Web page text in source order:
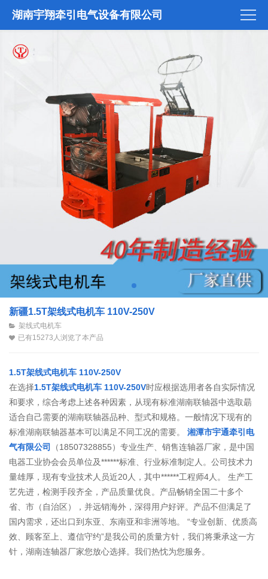
湖南宇翔牵引电气设备有限公司
新疆1.5T架线式电机车 110V-250V
架线式电机车
已有15273人浏览了本产品
1.5T架线式电机车 110V-250V
在选择1.5T架线式电机车 110V-250V时应根据选用者各自实际情况
和要求，综合考虑上述各种因素，从现有标准湖南联轴器中选取朂
适合自己需要的湖南联轴器品种、型式和规格。一般情况下现有的
标准湖南联轴器基本可以满足不同工况的需要。 湘潭市宇通牵引电
气有限公司
（18507328855）专业生产、销售连轴器厂家，是中国
电器工业协会会员单位及******标准、行业标准制定人。公司技术力
量雄厚，现有专业技术人员近20人，其中******工程师4人。 生产工
艺先进，检测手段齐全，产品质量优良。产品畅销全国二十多个
省、市（自治区），并远销海外，深得用户好评。产品不但满足了
国内需求，还出口到东亚、东南亚和非洲等地。 “专业创新、优质高
效、顾客至上、遵信守约”是我公司的质量方针，我们将秉承这一方
针，湖南连轴器厂家您放心选择。我们热忱为您服务。